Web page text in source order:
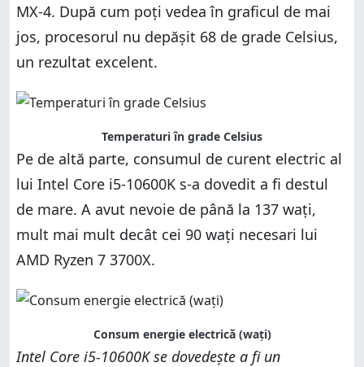
MX-4. După cum poți vedea în graficul de mai
jos, procesorul nu depășit 68 de grade Celsius,
un rezultat excelent.
Temperaturi în grade Celsius
Pe de altă parte, consumul de curent electric al
lui Intel Core i5-10600K s-a dovedit a fi destul
de mare. A avut nevoie de până la 137 wați,
mult mai mult decât cei 90 wați necesari lui
AMD Ryzen 7 3700X.
Consum energie electrică (wați)
Intel Core i5-10600K se dovedește a fi un